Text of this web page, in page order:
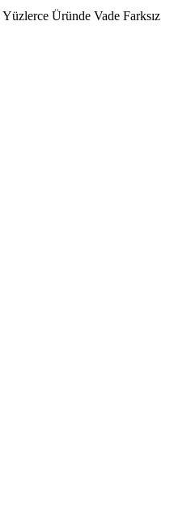
Yüzlerce Üründe Vade Farksız